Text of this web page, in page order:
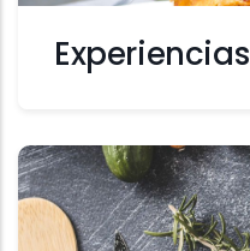
Experiencias